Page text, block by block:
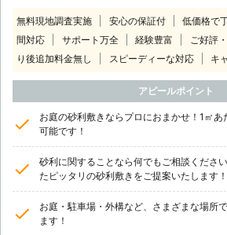
無料現地調査実施 安心の保証付 低価格で
間対応
サポート万全 経験豊富 ご好評
り後追加料金無し
スピーディーな対応 キ
アピールポイント
お庭の砂利敷きならプロにおまかせ！1㎡
可能です！
砂利に関することなら何でもご相談くださ
たピッタリの砂利敷きをご提案いたします！
お庭・駐車場・外構など、さまざまな場所
ます！